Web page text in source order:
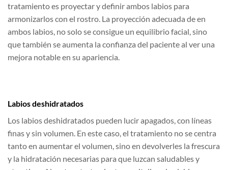
tratamiento es proyectar y definir ambos labios para
armonizarlos con el rostro. La proyección adecuada de en
ambos labios, no solo se consigue un equilibrio facial, sino
que también se aumenta la confianza del paciente al ver una
mejora notable en su apariencia.
Labios deshidratados
Los labios deshidratados pueden lucir apagados, con líneas
finas y sin volumen. En este caso, el tratamiento no se centra
tanto en aumentar el volumen, sino en devolverles la frescura
y la hidratación necesarias para que luzcan saludables y